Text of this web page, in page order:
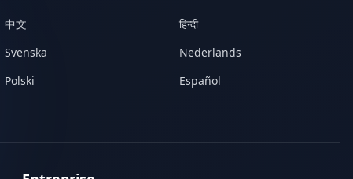
中文
हिन्दी
Svenska
Nederlands
Polski
Español